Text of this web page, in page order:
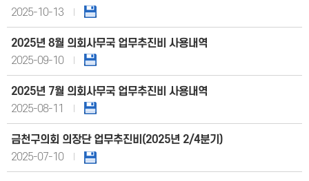
2025-10-13
2025년 8월 의회사무국 업무추진비 사용내역
2025-09-10
2025년 7월 의회사무국 업무추진비 사용내역
2025-08-11
금천구의회 의장단 업무추진비(2025년 2/4분기)
2025-07-10